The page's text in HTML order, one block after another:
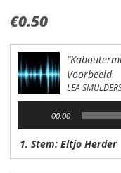
€0.50
Voorbeeld
LEA
00:00
1. Stem: Eltjo Herder